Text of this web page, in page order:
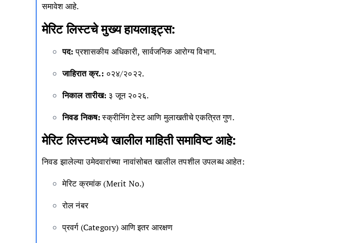
समावेश आहे.
मेरिट लिस्टचे मुख्य हायलाइट्स:
पद:प्रशासकीय अधिकारी, सार्वजनिक आरोग्य विभाग.
जाहिरात क्र.: ०२४/२०२२.
निकाल तारीख: ३ जून २०२६.
निवड निकष:स्क्रीनिंग टेस्ट आणि मुलाखतीचे एकत्रित गुण.
मेरिट लिस्टमध्ये खालील माहिती समाविष्ट आहे:
निवड झालेल्या उमेदवारांच्या नावांसोबत खालील तपशील उपलब्ध आहेत:
मेरिट क्रमांक (Merit No.)
रोल नंबर
प्रवर्ग (Category) आणि इतर आरक्षण